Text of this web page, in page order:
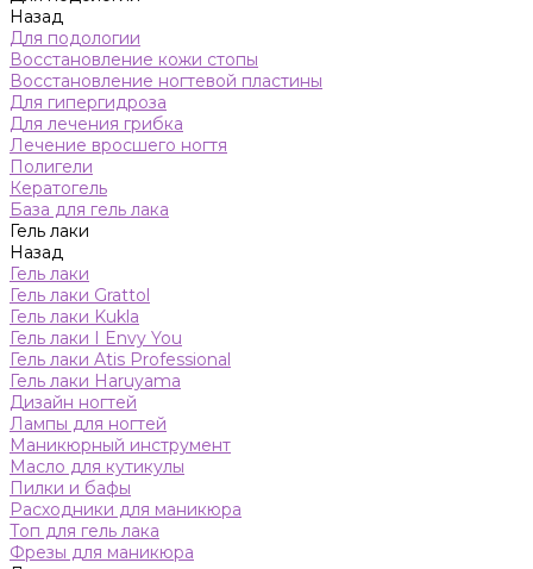
Назад
Для подологии
Восстановление кожи стопы
Восстановление ногтевой пластины
Для гипергидроза
Для лечения грибка
Лечение вросшего ногтя
Полигели
Кератогель
База для гель лака
Гель лаки
Назад
Гель лаки
Гель лаки Grattol
Гель лаки Kukla
Гель лаки I Envy You
Гель лаки Atis Professional
Гель лаки Haruyama
Дизайн ногтей
Лампы для ногтей
Маникюрный инструмент
Масло для кутикулы
Пилки и бафы
Расходники для маникюра
Топ для гель лака
Фрезы для маникюра